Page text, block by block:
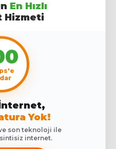
En Hızlı
Hizmeti
İnternet,
Yok!
son teknoloji ile
internet.